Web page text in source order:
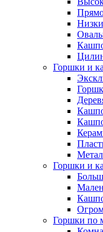
Горшки и
Горшки и
Горшки по